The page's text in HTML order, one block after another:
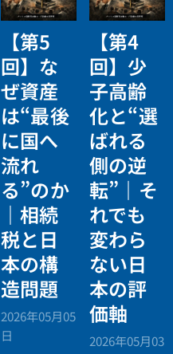
【第5
回】な
ぜ資産
は“最後
に国へ
流れ
る”のか
｜相続
税と日
本の構
造問題
2026年05月05
日
【第4
回】少
子高齢
化と“選
ばれる
側の逆
転”｜そ
れでも
変わら
ない日
本の評
価軸
2026年05月03